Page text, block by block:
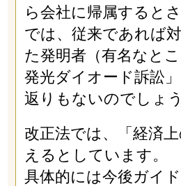
ら会社に帰属すると
では、従来であれば
た発明者（有名なと
発光ダイオード訴訟
返りもないのでしょう
改正法では、「経済
えるとしています。
具体的には今後ガイ